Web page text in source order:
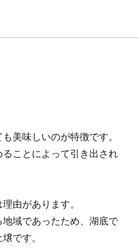
美味しいのが特徴です。
ことによって引き出され
由があります。
域であったため、湖底で
です。